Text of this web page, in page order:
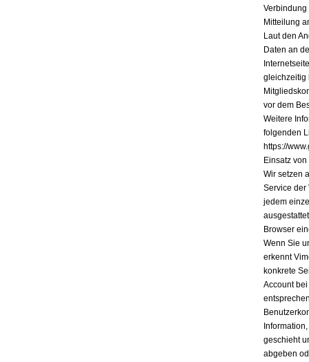
Verbindung
Mitteilung
Laut den
Daten an
gleichzeitig
vor dem
Weitere
folgenden
https://
Einsatz
Wir setzen
Service der
jedem
Browser
Wenn Sie
erkennt
konkrete
Account
geschieht
abgeben